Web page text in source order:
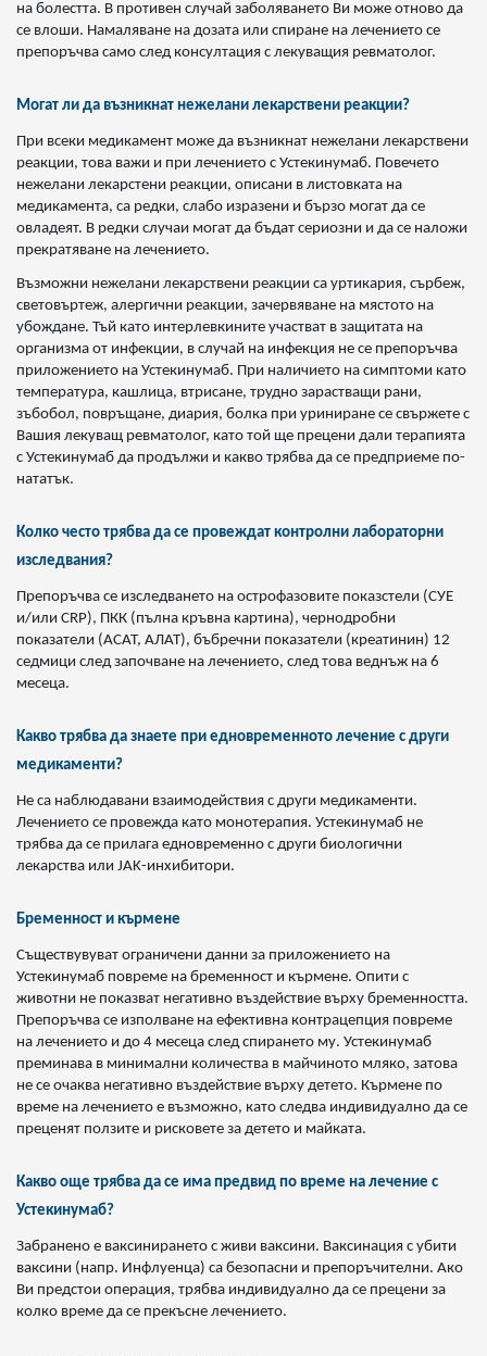
на болестта. В противен случай заболяването Ви може отново да
се влоши. Намаляване на дозата или спиране на лечението се
препоръчва само след консултация с лекуващия ревматолог.
Могат ли да възникнат нежелани лекарствени реакции?
При всеки медикамент може да възникнат нежелани лекарствени
реакции, това важи и при лечението с Устекинумаб. Повечето
нежелани лекарстени реакции, описани в листовката на
медикамента, са редки, слабо изразени и бързо могат да се
овладеят. В редки случаи могат да бъдат сериозни и да се наложи
прекратяване на лечението.
Възможни нежелани лекарствени реакции са уртикария, сърбеж,
световъртеж, алергични реакции, зачервяване на мястото на
убождане. Тъй като интерлевкините участват в защитата на
организма от инфекции, в случай на инфекция не се препоръчва
приложението на Устекинумаб. При наличието на симптоми като
температура, кашлица, втрисане, трудно зарастващи рани,
зъбобол, повръщане, диария, болка при уриниране се свържете с
Вашия лекуващ ревматолог, като той ще прецени дали терапията
с Устекинумаб да продължи и какво трябва да се предприеме по-
нататък.
Колко често трябва да се провеждат контролни лабораторни
изследвания?
Препоръчва се изследването на острофазовите показстели (СУЕ
и/или CRP), ПКК (пълна кръвна картина), чернодробни
показатели (АСАТ, АЛАТ), бъбречни показатели (креатинин) 12
седмици след започване на лечението, след това веднъж на 6
месеца.
Какво трябва да знаете при едновременното лечение с други
медикаменти?
Не са наблюдавани взаимодействия с други медикаменти.
Лечението се провежда като монотерапия. Устекинумаб не
трябва да се прилага едновременно с други биологични
лекарства или JAK-инхибитори.
Бременност и кърмене
Съществувуват ограничени данни за приложението на
Устекинумаб повреме на бременност и кърмене. Опити с
животни не показват негативно въздействие върху бременността.
Препоръчва се изполване на ефективна контрацепция повреме
на лечението и до 4 месеца след спирането му. Устекинумаб
преминава в минимални количества в майчиното мляко, затова
не се очаква негативно въздействие върху детето. Кърмене по
време на лечението е възможно, като следва индивидуално да се
преценят ползите и рисковете за детето и майката.
Какво още трябва да се има предвид по време на лечение с
Устекинумаб?
Забранено е ваксинирането с живи ваксини. Ваксинация с убити
ваксини (напр. Инфлуенца) са безопасни и препоръчителни. Ако
Ви предстои операция, трябва индивидуално да се прецени за
колко време да се прекъсне лечението.